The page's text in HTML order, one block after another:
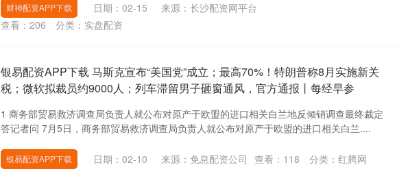
财神配资APP下载 日期：02-15
来源：长沙配资网平台
查看： 206 分类： 实盘配资
银易配资APP下载 马斯克宣布“美国党”成立；最高70%！特朗普称8月实施新关
税；微软拟裁员约9000人；列车滞留男子砸窗通风，官方通报丨每经早参
1 商务部贸易救济调查局负责人就公布对原产于欧盟的进口相关白兰地反倾销调查最终裁定
答记者问 7月5日，商务部贸易救济调查局负责人就公布对原产于欧盟的进口相关白兰....
银易配资APP下载 日期：02-10 来源：免息配资公司 查看： 118 分类： 红腾网